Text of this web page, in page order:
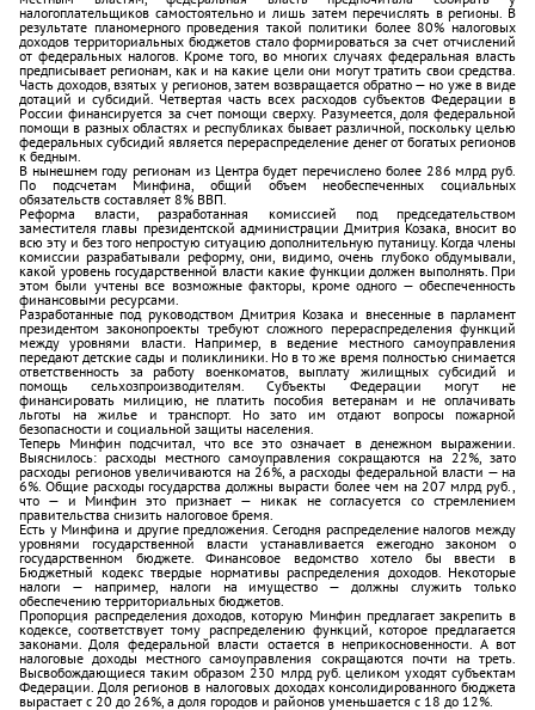
налогоплательщиков самостоятельно и лишь затем перечислять в регионы. В
результате планомерного проведения такой политики более 80% налоговых
доходов территориальных бюджетов стало формироваться за счет отчислений
от федеральных налогов. Кроме того, во многих случаях федеральная власть
предписывает регионам, как и на какие цели они могут тратить свои средства.
Часть доходов, взятых у регионов, затем возвращается обратно — но уже в виде
дотаций и субсидий. Четвертая часть всех расходов субъектов Федерации в
России финансируется за счет помощи сверху. Разумеется, доля федеральной
помощи в разных областях и республиках бывает различной, поскольку целью
федеральных субсидий является перераспределение денег от богатых регионов
к бедным.
В нынешнем году регионам из Центра будет перечислено более 286 млрд руб.
По подсчетам Минфина, общий объем необеспеченных социальных
обязательств составляет 8% ВВП.
Реформа власти, разработанная комиссией под председательством
заместителя главы президентской администрации Дмитрия Козака, вносит во
всю эту и без того непростую ситуацию дополнительную путаницу. Когда члены
комиссии разрабатывали реформу, они, видимо, очень глубоко обдумывали,
какой уровень государственной власти какие функции должен выполнять. При
этом были учтены все возможные факторы, кроме одного — обеспеченность
финансовыми ресурсами.
Разработанные под руководством Дмитрия Козака и внесенные в парламент
президентом законопроекты требуют сложного перераспределения функций
между уровнями власти. Например, в ведение местного самоуправления
передают детские сады и поликлиники. Но в то же время полностью снимается
ответственность за работу военкоматов, выплату жилищных субсидий и
помощь сельхозпроизводителям. Субъекты Федерации могут не
финансировать милицию, не платить пособия ветеранам и не оплачивать
льготы на жилье и транспорт. Но зато им отдают вопросы пожарной
безопасности и социальной защиты населения.
Теперь Минфин подсчитал, что все это означает в денежном выражении.
Выяснилось: расходы местного самоуправления сокращаются на 22%, зато
расходы регионов увеличиваются на 26%, а расходы федеральной власти — на
6%. Общие расходы государства должны вырасти более чем на 207 млрд руб.,
что — и Минфин это признает — никак не согласуется со стремлением
правительства снизить налоговое бремя.
Есть у Минфина и другие предложения. Сегодня распределение налогов между
уровнями государственной власти устанавливается ежегодно законом о
государственном бюджете. Финансовое ведомство хотело бы ввести в
Бюджетный кодекс твердые нормативы распределения доходов. Некоторые
налоги — например, налоги на имущество — должны служить только
обеспечению территориальных бюджетов.
Пропорция распределения доходов, которую Минфин предлагает закрепить в
кодексе, соответствует тому распределению функций, которое предлагается
законами. Доля федеральной власти остается в неприкосновенности. А вот
налоговые доходы местного самоуправления сокращаются почти на треть.
Высвобождающиеся таким образом 230 млрд руб. целиком уходят субъектам
Федерации. Доля регионов в налоговых доходах консолидированного бюджета
вырастает с 20 до 26%, а доля городов и районов уменьшается с 18 до 12%.